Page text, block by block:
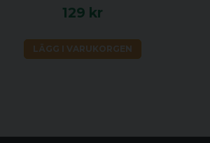
129 kr
LÄGG I VARUKORGEN